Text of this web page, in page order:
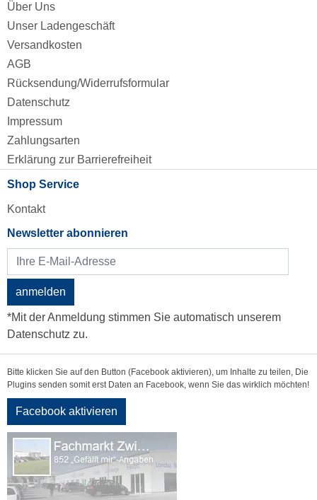
Über Uns
Unser Ladengeschäft
Versandkosten
AGB
Rücksendung/Widerrufsformular
Datenschutz
Impressum
Zahlungsarten
Erklärung zur Barrierefreiheit
Shop Service
Kontakt
Newsletter abonnieren
anmelden
*Mit der Anmeldung stimmen Sie automatisch unserem
Datenschutz zu.
Bitte klicken Sie auf den Button (Facebook aktivieren), um Inhalte zu teilen, Die
Plugins senden somit erst Daten an Facebook, wenn Sie das wirklich möchten!
Facebook aktivieren